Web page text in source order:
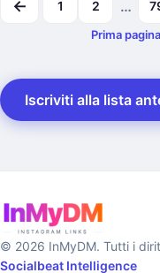
← 1 2 …
Prima pagina
Iscriviti alla lista
© 2026 InMyDM. Tutti i
Socialbeat Intelligence